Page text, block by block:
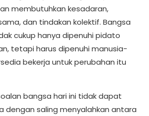
membutuhkan kesadaran,
dan tindakan kolektif. Bangsa
cukup hanya dipenuhi pidato
tetapi harus dipenuhi manusia-
bekerja untuk perubahan itu
bangsa hari ini tidak dapat
dengan saling menyalahkan antara